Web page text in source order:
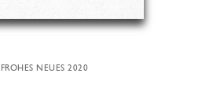
FROHES NEUES 2020